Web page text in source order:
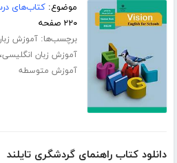
موضوع:کتاب‌های
۲۲۰ صفحه
برچسب‌ها:آموزش
آموزش زبان انگلیسی
آموزش متوسطه
دانلود کتاب راهنمای گردشگری تایلند